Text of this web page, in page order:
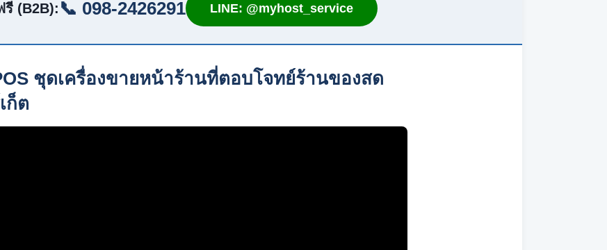
รี (B2B): 📞 098-2426291 LINE: @myhost_service
ชุดเครื่องขายหน้าร้านที่ตอบโจทย์ร้านของสด
ก็ต